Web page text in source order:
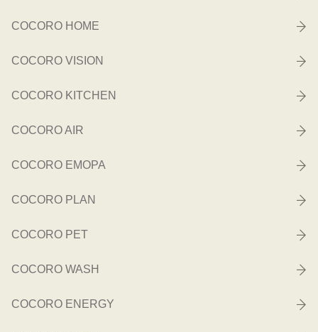
COCORO HOME
COCORO VISION
COCORO KITCHEN
COCORO AIR
COCORO EMOPA
COCORO PLAN
COCORO PET
COCORO WASH
COCORO ENERGY